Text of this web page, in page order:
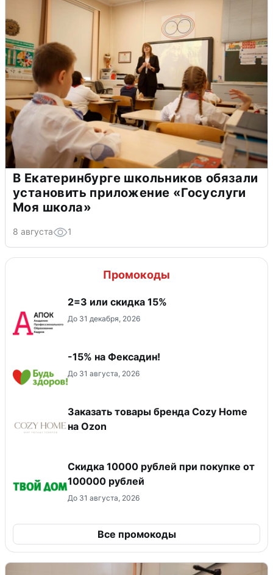
В Екатеринбурге школьников обязали
установить приложение «Госуслуги
Моя школа»
8 августа 1
Промокоды
2=3 или скидка 15%
До 31 декабря, 2026
-15% на Фексадин!
До 31 августа, 2026
Заказать товары бренда Cozy Home
на Ozon
Скидка 10000 рублей при покупке от
100000 рублей
До 31 августа, 2026
Все промокоды